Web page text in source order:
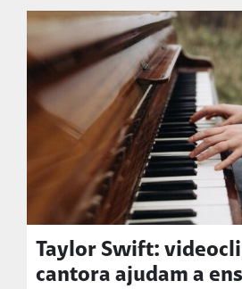
Taylor Swift:
cantora ajudam a